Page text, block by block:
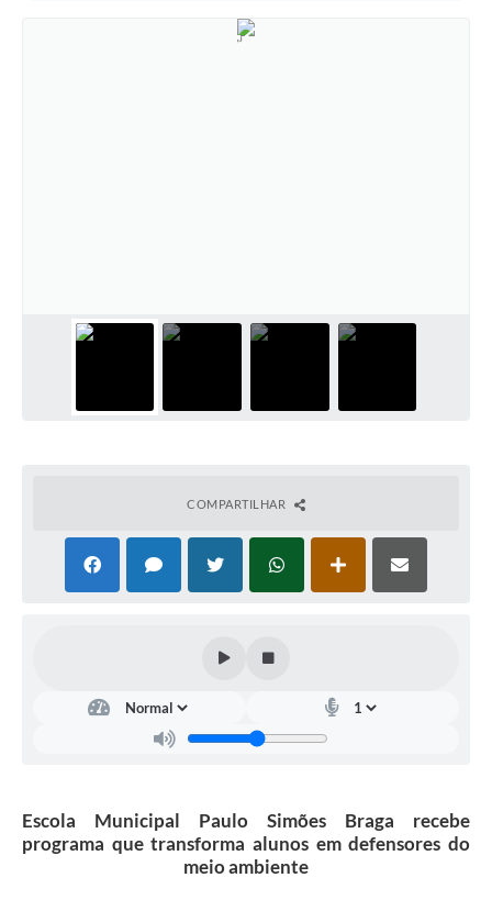
COMPARTILHAR
Escola Municipal Paulo Simões Braga recebe
programa que transforma alunos em defensores do
meio ambiente